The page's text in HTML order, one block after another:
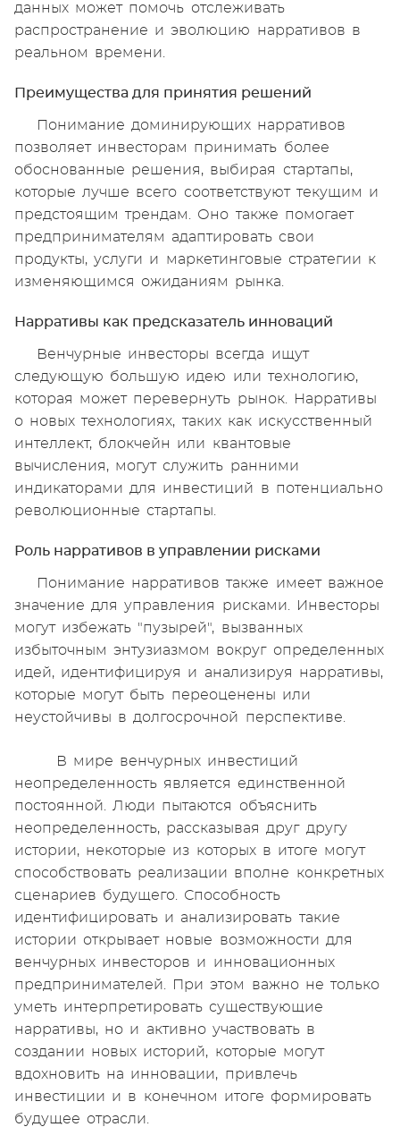
данных может помочь отслеживать
распространение и эволюцию нарративов в
реальном времени.
Преимущества для принятия решений
Понимание доминирующих нарративов
позволяет инвесторам принимать более
обоснованные решения, выбирая стартапы,
которые лучше всего соответствуют текущим и
предстоящим трендам. Оно также помогает
предпринимателям адаптировать свои
продукты, услуги и маркетинговые стратегии к
изменяющимся ожиданиям рынка.
Нарративы как предсказатель инноваций
Венчурные инвесторы всегда ищут
следующую большую идею или технологию,
которая может перевернуть рынок. Нарративы
о новых технологиях, таких как искусственный
интеллект, блокчейн или квантовые
вычисления, могут служить ранними
индикаторами для инвестиций в потенциально
революционные стартапы.
Роль нарративов в управлении рисками
Понимание нарративов также имеет важное
значение для управления рисками. Инвесторы
могут избежать "пузырей", вызванных
избыточным энтузиазмом вокруг определенных
идей, идентифицируя и анализируя нарративы,
которые могут быть переоценены или
неустойчивы в долгосрочной перспективе.
В мире венчурных инвестиций
неопределенность является единственной
постоянной. Люди пытаются объяснить
неопределенность, рассказывая друг другу
истории, некоторые из которых в итоге могут
способствовать реализации вполне конкретных
сценариев будущего. Способность
идентифицировать и анализировать такие
истории открывает новые возможности для
венчурных инвесторов и инновационных
предпринимателей. При этом важно не только
уметь интерпретировать существующие
нарративы, но и активно участвовать в
создании новых историй, которые могут
вдохновить на инновации, привлечь
инвестиции и в конечном итоге формировать
будущее отрасли.